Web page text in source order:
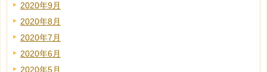
2020年9月
2020年8月
2020年7月
2020年6月
2020年5月